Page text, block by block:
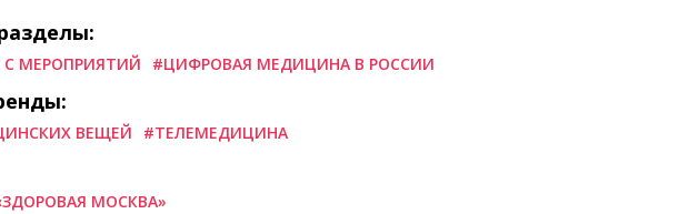
С МЕРОПРИЯТИЙ #ЦИФРОВАЯ МЕДИЦИНА В РОССИИ
ВЕЩЕЙ #ТЕЛЕМЕДИЦИНА
МОСКВА»